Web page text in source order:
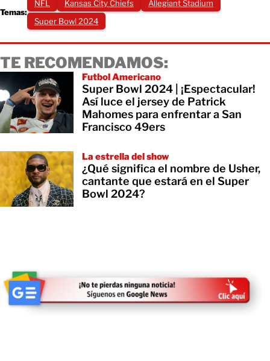
Temas:
NFL Kansas City Chiefs
Allegiant Stadium
Super Bowl 2024
TE RECOMENDAMOS:
Futbol Americano
Super Bowl 2024 | ¡Espectacular!
Así luce el jersey de Patrick
Mahomes para enfrentar a San
Francisco 49ers
La estrella del show
¿Qué significa el nombre de Usher,
cantante que estará en el Super
Bowl 2024?